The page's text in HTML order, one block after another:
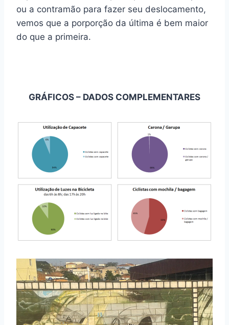
ou a contramão para fazer seu deslocamento,
vemos que a porporção da última é bem maior
do que a primeira.
GRÁFICOS – DADOS COMPLEMENTARES